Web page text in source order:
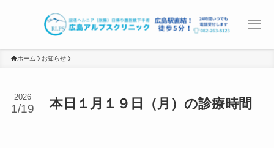
ホーム お知らせ
本日１月１９日（月）の診療時間
2026
1/19